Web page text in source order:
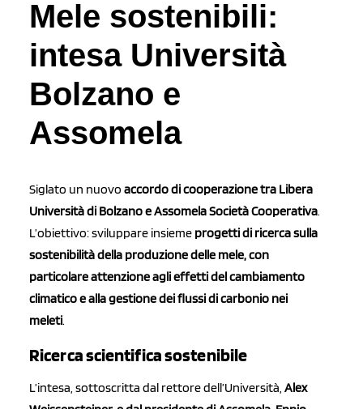
Mele sostenibili:
intesa Università
Bolzano e
Assomela
Siglato un nuovo accordo di cooperazione tra Libera
Università di Bolzano e Assomela Società Cooperativa.
L’obiettivo: sviluppare insieme progetti di ricerca sulla
sostenibilità della produzione delle mele, con
particolare attenzione agli effetti del cambiamento
climatico e alla gestione dei flussi di carbonio nei
meleti.
Ricerca scientifica sostenibile
L’intesa, sottoscritta dal rettore dell’Università, Alex